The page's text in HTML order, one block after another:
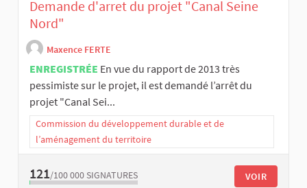
Demande d'arret du projet "Canal Seine
Nord"
Maxence FERTE
ENREGISTRÉE En vue du rapport de 2013 très
pessimiste sur le projet, il est demandé l’arrêt du
projet "Canal Sei...
Commission du développement durable et de
l’aménagement du territoire
121/100 000 SIGNATURES VOIR